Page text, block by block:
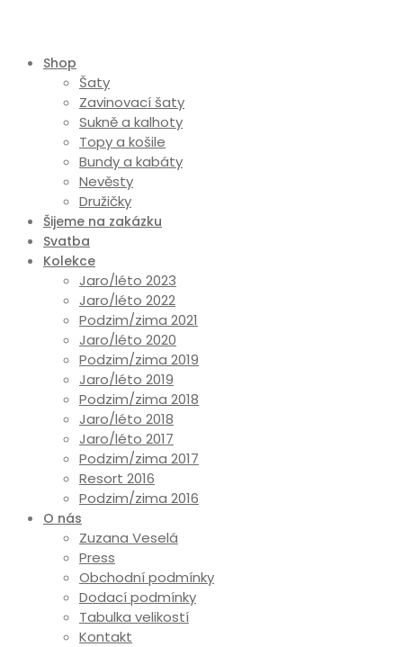
Shop
Šaty
Zavinovací šaty
Sukně a kalhoty
Topy a košile
Bundy a kabáty
Nevěsty
Družičky
Šijeme na zakázku
Svatba
Kolekce
Jaro/léto 2023
Jaro/léto 2022
Podzim/zima 2021
Jaro/léto 2020
Podzim/zima 2019
Jaro/léto 2019
Podzim/zima 2018
Jaro/léto 2018
Jaro/léto 2017
Podzim/zima 2017
Resort 2016
Podzim/zima 2016
O nás
Zuzana Veselá
Press
Obchodní podmínky
Dodací podmínky
Tabulka velikostí
Kontakt